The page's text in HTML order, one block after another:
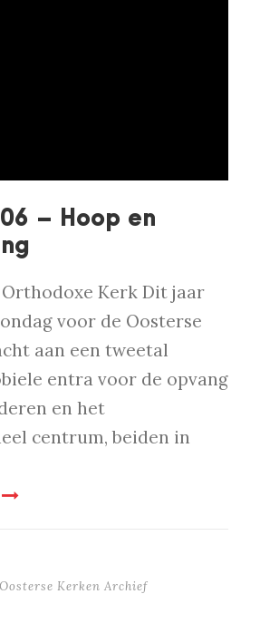
– Hoop en
Kerk Dit jaar
voor de Oosterse
aan een tweetal
entra voor de opvang
en het
centrum, beiden in
Kerken Archief